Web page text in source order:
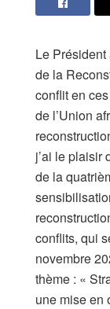
Le
de la
conflit en
de l’Union
j’ai le plaisir
de la
conflits, qui
novembre
thème : «
une mise